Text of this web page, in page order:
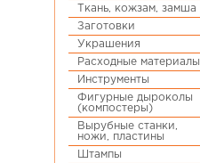
Ткань, кожзам, замша
Заготовки
Украшения
Расходные материалы
Инструменты
Фигурные дыроколы
(компостеры)
Вырубные станки,
ножи, пластины
Штампы